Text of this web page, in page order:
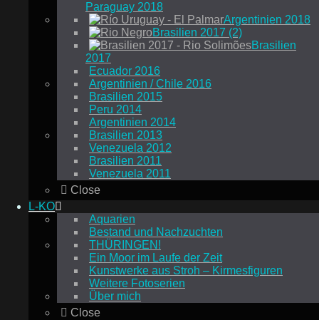
Paraguay 2018
Argentinien 2018
Brasilien 2017 (2)
Brasilien
2017
Ecuador 2016
Argentinien / Chile 2016
Brasilien 2015
Peru 2014
Argentinien 2014
Brasilien 2013
Venezuela 2012
Brasilien 2011
Venezuela 2011
Close
L-KO
Aquarien
Bestand und Nachzuchten
THÜRINGEN!
Ein Moor im Laufe der Zeit
Kunstwerke aus Stroh – Kirmesfiguren
Weitere Fotoserien
Über mich
Close